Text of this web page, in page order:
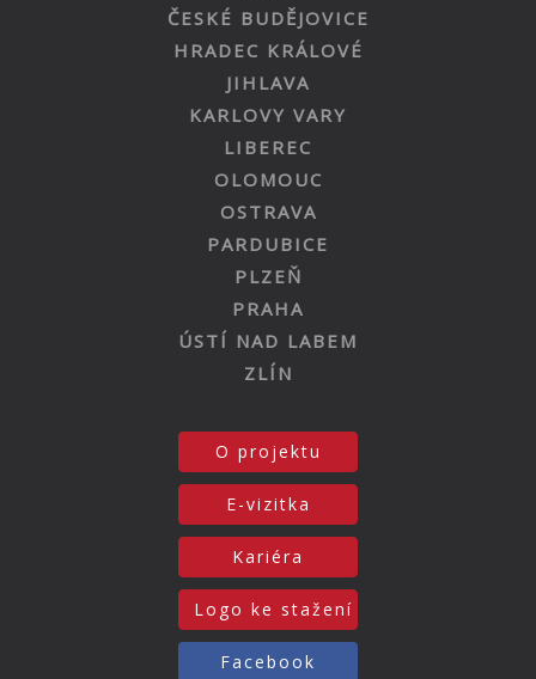
ČESKÉ BUDĚJOVICE
HRADEC KRÁLOVÉ
JIHLAVA
KARLOVY VARY
LIBEREC
OLOMOUC
OSTRAVA
PARDUBICE
PLZEŇ
PRAHA
ÚSTÍ NAD LABEM
ZLÍN
O projektu
E-vizitka
Kariéra
Logo ke stažení
Facebook